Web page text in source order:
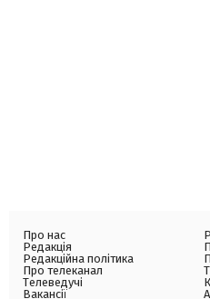
Про нас
Редакція
Редакційна політика
Про телеканал
Телеведучі
Вакансії